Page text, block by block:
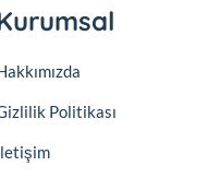
Politikası